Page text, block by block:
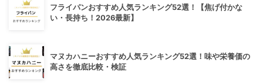
フライパンおすすめ人気ランキング52選！【焦げ付かな
い・長持ち！2026最新】
マヌカハニーおすすめ人気ランキング52選！味や栄養価の
高さを徹底比較・検証